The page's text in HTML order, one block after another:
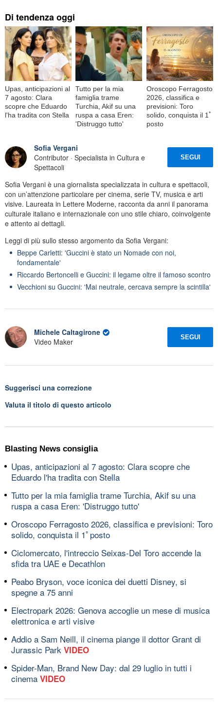
Di tendenza oggi
Upas, anticipazioni al
7 agosto: Clara
scopre che Eduardo
l'ha tradita con Stella
Tutto per la mia
famiglia trame
Turchia, Akif su una
ruspa a casa Eren:
'Distruggo tutto'
Oroscopo Ferragosto
2026, classifica e
previsioni: Toro
solido, conquista il 1ﾟ
posto
Sofia Vergani
Contributor · Specialista in Cultura e
Spettacoli
SEGUI
Sofia Vergani è una giornalista specializzata in cultura e spettacoli,
con un’attenzione particolare per cinema, serie TV, musica e arti
visive. Laureata in Lettere Moderne, racconta da anni il panorama
culturale italiano e internazionale con uno stile chiaro, coinvolgente
e attento ai dettagli.
Leggi di più sullo stesso argomento da Sofia Vergani:
Beppe Carletti: 'Guccini è stato un Nomade con noi,
fondamentale'
Riccardo Bertoncelli e Guccini: il legame oltre il famoso scontro
Vecchioni su Guccini: 'Mai neutrale, cercava sempre la scintilla'
Michele Caltagirone
Video Maker
SEGUI
Suggerisci una correzione
Valuta il titolo di questo articolo
Blasting News consiglia
Upas, anticipazioni al 7 agosto: Clara scopre che
Eduardo l'ha tradita con Stella
Tutto per la mia famiglia trame Turchia, Akif su una
ruspa a casa Eren: 'Distruggo tutto'
Oroscopo Ferragosto 2026, classifica e previsioni: Toro
solido, conquista il 1ﾟposto
Ciclomercato, l'intreccio Seixas-Del Toro accende la
sfida tra UAE e Decathlon
Peabo Bryson, voce iconica dei duetti Disney, si
spegne a 75 anni
Electropark 2026: Genova accoglie un mese di musica
elettronica e arti visive
Addio a Sam Neill, il cinema piange il dottor Grant di
Jurassic Park VIDEO
Spider-Man, Brand New Day: dal 29 luglio in tutti i
cinema VIDEO